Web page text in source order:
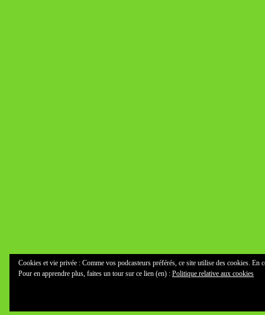
Cookies et vie privée : Comme vos podcasteurs préférés, ce site utilise des cookies. En
Pour en apprendre plus, faites un tour sur ce lien (en) : Politique relative aux cookies